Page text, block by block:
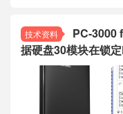
技术资料
PC-3000
据硬盘30模块在锁